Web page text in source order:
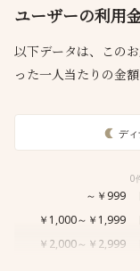
ユーザーの利用
以下データは、この
った一人当たりの金額
デ
0
～￥999
￥1,000～￥1,999
￥2,000～￥2,999